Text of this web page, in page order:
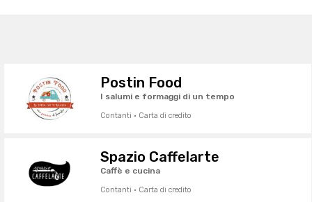
Postin Food
I salumi e formaggi di un tempo
Contanti · Carta di credito
Spazio Caffelarte
Caffè e cucina
Contanti · Carta di credito